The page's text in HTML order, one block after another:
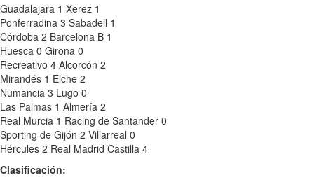
Guadalajara 1 Xerez 1
Ponferradina 3 Sabadell 1
Córdoba 2 Barcelona B 1
Huesca 0 Girona 0
Recreativo 4 Alcorcón 2
Mirandés 1 Elche 2
Numancia 3 Lugo 0
Las Palmas 1 Almería 2
Real Murcia 1 Racing de Santander 0
Sporting de Gijón 2 Villarreal 0
Hércules 2 Real Madrid Castilla 4
Clasificación: